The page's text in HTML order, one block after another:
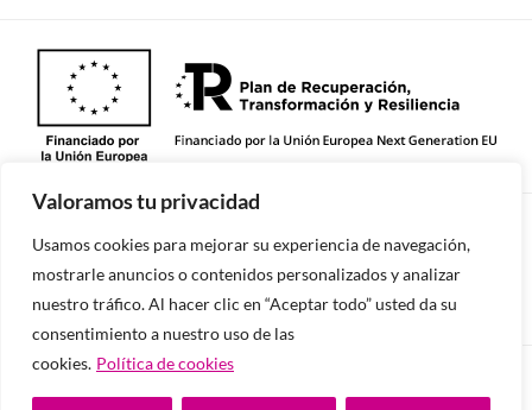
Valoramos tu privacidad
Usamos cookies para mejorar su experiencia de navegación,
mostrarle anuncios o contenidos personalizados y analizar
nuestro tráfico. Al hacer clic en “Aceptar todo” usted da su
consentimiento a nuestro uso de las
cookies. Política de cookies
Diseñado y desarrollado por tu equipo Imedia